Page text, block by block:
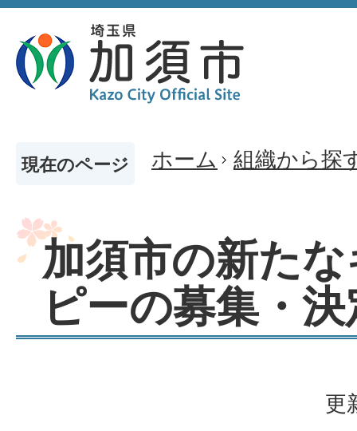
現在のページ ホーム 組織から探
加須市の新た
ピーの募集・決
更